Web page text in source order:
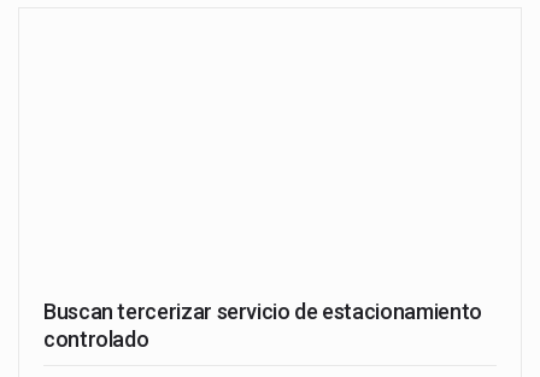
Buscan tercerizar servicio de estacionamiento
controlado